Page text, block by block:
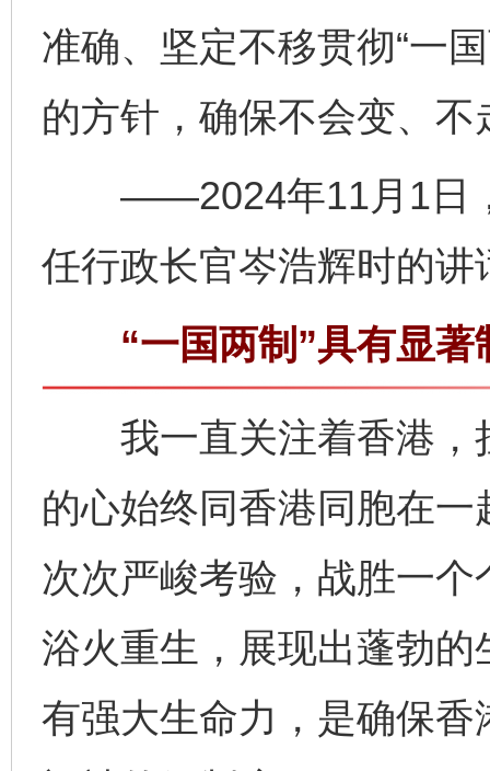
准确、坚定不移贯彻“一
的方针，确保不会变、不
——2024年11月1日，
任行政长官岑浩辉时的讲
“一国两制”具有显著
我一直关注着香港，
的心始终同香港同胞在
次次严峻考验，战胜一
浴火重生，展现出蓬勃的
有强大生命力，是确保